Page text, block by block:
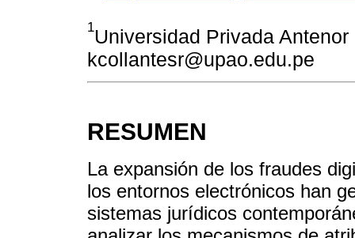
1Universidad Privada
kcollantesr@upao.edu.pe
RESUMEN
La expansión de los fraudes
los entornos electrónicos han
sistemas jurídicos